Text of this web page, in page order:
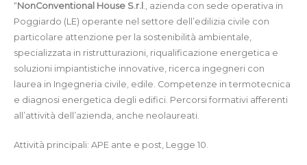
“NonConventional House S.r.l ., azienda con sede operativa in
Poggiardo (LE) operante nel settore dell’edilizia civile con
particolare attenzione per la sostenibilità ambientale,
specializzata in ristrutturazioni, riqualificazione energetica e
soluzioni impiantistiche innovative, ricerca ingegneri con
laurea in Ingegneria civile, edile. Competenze in termotecnica
e diagnosi energetica degli edifici. Percorsi formativi afferenti
all’attività dell’azienda, anche neolaureati.
Attività principali: APE ante e post, Legge 10.